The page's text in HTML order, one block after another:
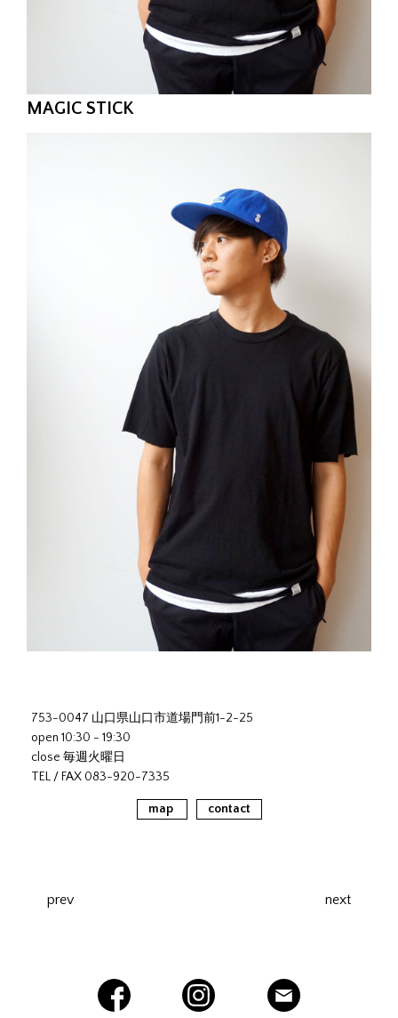
MAGIC STICK
753-0047 山口県山口市道場門前1-2-25
open 10:30 - 19:30
close 毎週火曜日
TEL / FAX 083-920-7335
map contact
prev next